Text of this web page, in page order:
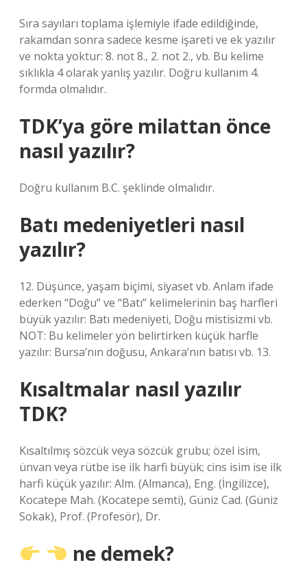
Sıra sayıları toplama işlemiyle ifade edildiğinde,
rakamdan sonra sadece kesme işareti ve ek yazılır
ve nokta yoktur: 8. not 8., 2. not 2., vb. Bu kelime
sıklıkla 4 olarak yanlış yazılır. Doğru kullanım 4.
formda olmalıdır.
TDK’ya göre milattan önce
nasıl yazılır?
Doğru kullanım B.C. şeklinde olmalıdır.
Batı medeniyetleri nasıl
yazılır?
12. Düşünce, yaşam biçimi, siyaset vb. Anlam ifade
ederken “Doğu” ve “Batı” kelimelerinin baş harfleri
büyük yazılır: Batı medeniyeti, Doğu mistisizmi vb.
NOT: Bu kelimeler yön belirtirken küçük harfle
yazılır: Bursa’nın doğusu, Ankara’nın batısı vb. 13.
Kısaltmalar nasıl yazılır
TDK?
Kısaltılmış sözcük veya sözcük grubu; özel isim,
ünvan veya rütbe ise ilk harfi büyük; cins isim ise ilk
harfi küçük yazılır: Alm. (Almanca), Eng. (İngilizce),
Kocatepe Mah. (Kocatepe semti), Güniz Cad. (Güniz
Sokak), Prof. (Profesör), Dr.
ne demek?